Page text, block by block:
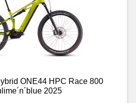
ONE44 HPC Race 800
2025